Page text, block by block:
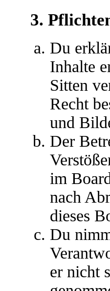
3.
Du
Inhalte
Sitten
Recht
und
Der
im
nach
dieses
Du
er nicht